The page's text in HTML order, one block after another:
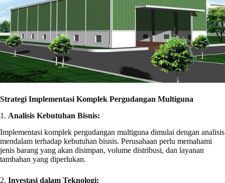
Strategi Implementasi Komplek Pergudangan Multiguna
1. Analisis Kebutuhan Bisnis:
Implementasi komplek pergudangan multiguna dimulai dengan analisis
mendalam terhadap kebutuhan bisnis. Perusahaan perlu memahami
jenis barang yang akan disimpan, volume distribusi, dan layanan
tambahan yang diperlukan.
2. Investasi dalam Teknologi: